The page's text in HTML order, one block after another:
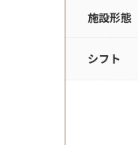
施設形態
シフト